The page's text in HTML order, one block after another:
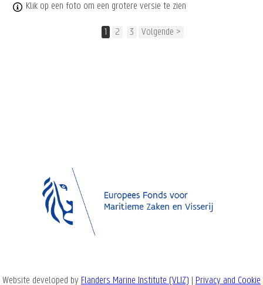
Klik op een foto om een grotere versie te zien
1 2 3 Volgende >
Website developed by Flanders Marine Institute (VLIZ) | Privacy and Cookie